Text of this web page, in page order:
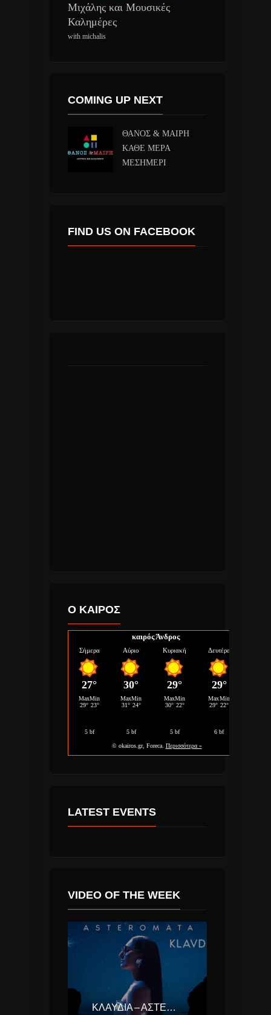
Μιχάλης και Μουσικές
Καλημέρες
with michalis
COMING UP NEXT
ΘΑΝΟΣ & ΜΑΙΡΗ
ΚΑΘΕ ΜΕΡΑ
ΜΕΣΗΜΕΡΙ
FIND US ON FACEBOOK
Ο ΚΑΙΡΟΣ
καιρός Άνδρος
LATEST EVENTS
VIDEO OF THE WEEK
ΚΛΑΥΔΊΑ – ΑΣΤΕΡΟΜΆΤΑ (EUROVISION ΕΛΛΆΔΑ 2025)